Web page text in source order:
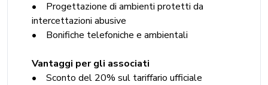
• Progettazione di ambienti protetti da
intercettazioni abusive
• Bonifiche telefoniche e ambientali
Vantaggi per gli associati
• Sconto del 20% sul tariffario ufficiale